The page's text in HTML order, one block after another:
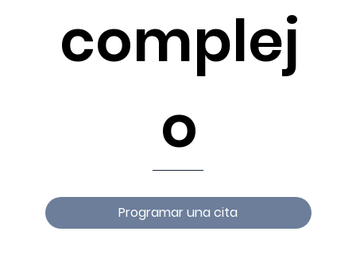
complej
o
Programar una cita